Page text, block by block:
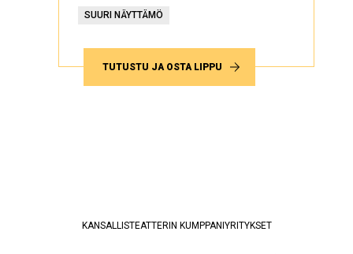
SUURI NÄYTTÄMÖ
TUTUSTU JA OSTA LIPPU
KANSALLISTEATTERIN KUMPPANIYRITYKSET